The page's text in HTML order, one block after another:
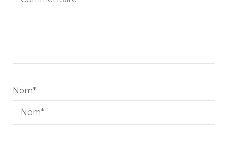
Nom*